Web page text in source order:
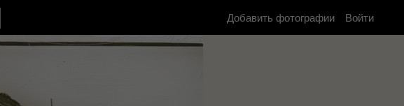
Добавить фотографии Войти